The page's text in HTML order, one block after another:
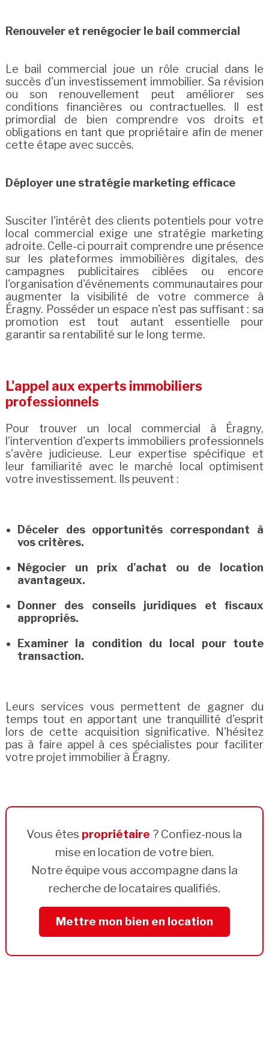
Renouveler et renégocier le bail commercial
Le bail commercial joue un rôle crucial dans le
succès d'un investissement immobilier. Sa révision
ou son renouvellement peut améliorer ses
conditions financières ou contractuelles. Il est
primordial de bien comprendre vos droits et
obligations en tant que propriétaire afin de mener
cette étape avec succès.
Déployer une stratégie marketing efficace
Susciter l'intérêt des clients potentiels pour votre
local commercial exige une stratégie marketing
adroite. Celle-ci pourrait comprendre une présence
sur les plateformes immobilières digitales, des
campagnes publicitaires ciblées ou encore
l'organisation d'événements communautaires pour
augmenter la visibilité de votre commerce à
Éragny. Posséder un espace n'est pas suffisant : sa
promotion est tout autant essentielle pour
garantir sa rentabilité sur le long terme.
L'appel aux experts immobiliers
professionnels
Pour trouver un local commercial à Éragny,
l'intervention d'experts immobiliers professionnels
s'avère judicieuse. Leur expertise spécifique et
leur familiarité avec le marché local optimisent
votre investissement. Ils peuvent :
Déceler des opportunités correspondant à
vos critères.
Négocier un prix d'achat ou de location
avantageux.
Donner des conseils juridiques et fiscaux
appropriés.
Examiner la condition du local pour toute
transaction.
Leurs services vous permettent de gagner du
temps tout en apportant une tranquillité d'esprit
lors de cette acquisition significative. N'hésitez
pas à faire appel à ces spécialistes pour faciliter
votre projet immobilier à Éragny.
Vous êtes propriétaire ? Confiez-nous la
mise en location de votre bien.
Notre équipe vous accompagne dans la
recherche de locataires qualifiés.
Mettre mon bien en location